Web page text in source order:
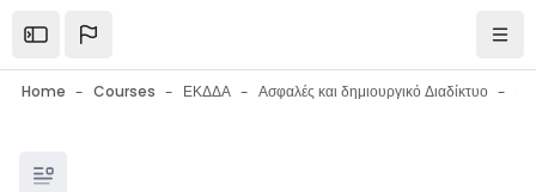
Open the sidebar
Home Courses ΕΚΔΔΑ Ασφαλές και δημιουργικό Διαδίκτυο
Blocks